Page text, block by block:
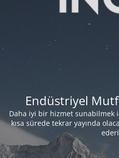
Endüstriyel
Daha iyi bir hizmet sunabilmek
kısa sürede tekrar yayında